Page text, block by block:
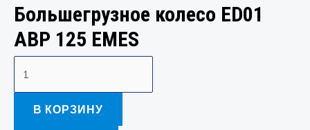
Большегрузное колесо ED01
ABP 125 EMES
125
EMES
В КОРЗИНУ